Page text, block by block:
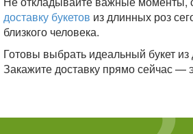
доставку букетов из длинных роз
близкого человека.
Готовы выбрать идеальный букет
Закажите доставку прямо сейчас —